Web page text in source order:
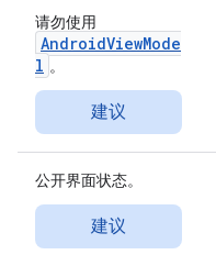
请勿使用
AndroidViewMode
l 。
建议
公开界面状态。
建议